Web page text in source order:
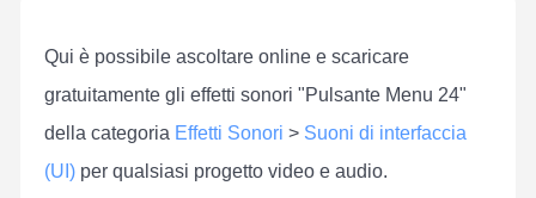
Qui è possibile ascoltare online e scaricare
gratuitamente gli effetti sonori "Pulsante Menu 24"
della categoria Effetti Sonori > Suoni di interfaccia
(UI) per qualsiasi progetto video e audio.